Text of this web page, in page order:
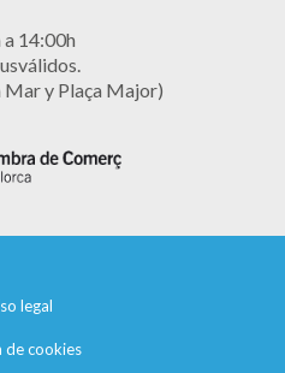
a 14:00h
Mar y Plaça Major)
legal
de cookies